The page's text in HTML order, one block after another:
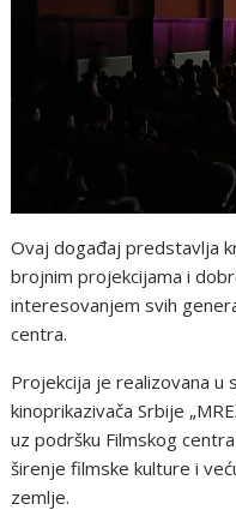
Ovaj događaj predstavlja
brojnim projekcijama i
interesovanjem svih
centra.
Projekcija je realizovana
kinoprikazivača Srbije
uz podršku Filmskog
širenje filmske kulture i
zemlje.